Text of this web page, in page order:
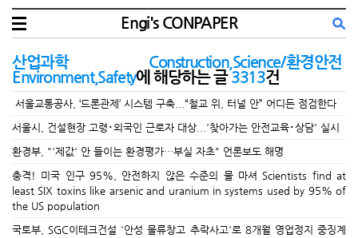
Engi's CONPAPER
산업과학 Construction,Science/환경안전
Environment,Safety에 해당하는 글3313건
서울교통공사, ‘드론관제’ 시스템 구축...“철교 위, 터널 안” 어디든 점검한다
서울시, 건설현장 고령･외국인 근로자 대상...'찾아가는 안전교육･상담' 실시
환경부, "'제값' 안 들이는 환경평가…부실 자초" 언론보도 해명
충격! 미국 인구 95%, 안전하지 않은 수준의 물 마셔 Scientists find at
least SIX toxins like arsenic and uranium in systems used by 95% of
the US population
국토부, SGC이테크건설 '안성 물류창고 추락사고'로 8개월 영업정지 중징계